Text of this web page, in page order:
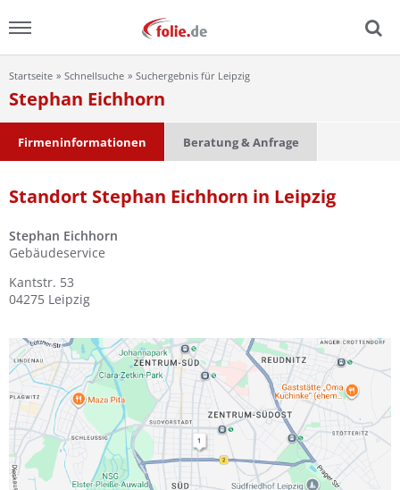
Menu
Home
Lexikon
Video
Ist Ihre Werkstatt schon dabei?
Kostenlos eintragen
Startseite Schnellsuche Suchergebnis für Leipzig
Stephan Eichhorn
Firmeninformationen Beratung & Anfrage
Standort Stephan Eichhorn in Leipzig
Stephan Eichhorn
Gebäudeservice
Kantstr. 53
04275 Leipzig